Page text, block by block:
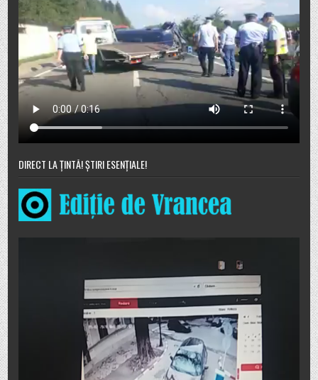
DIRECT LA ȚINTĂ! ȘTIRI ESENȚIALE!